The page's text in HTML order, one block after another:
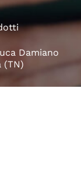
Damiano
(TN)